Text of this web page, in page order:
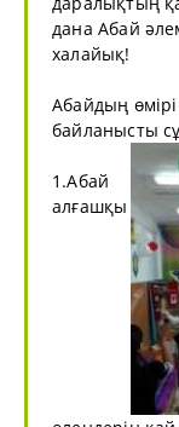
дана Абай
халайық!
Абайдың
байланысты
1.Абай
алғашқы